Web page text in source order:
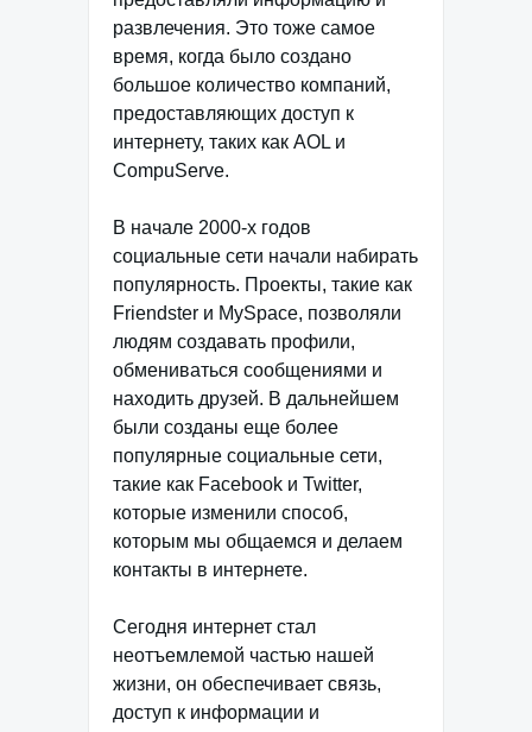
развлечения. Это тоже самое
время, когда было создано
большое количество компаний,
предоставляющих доступ к
интернету, таких как AOL и
CompuServe.
В начале 2000-х годов
социальные сети начали набирать
популярность. Проекты, такие как
Friendster и MySpace, позволяли
людям создавать профили,
обмениваться сообщениями и
находить друзей. В дальнейшем
были созданы еще более
популярные социальные сети,
такие как Facebook и Twitter,
которые изменили способ,
которым мы общаемся и делаем
контакты в интернете.
Сегодня интернет стал
неотъемлемой частью нашей
жизни, он обеспечивает связь,
доступ к информации и